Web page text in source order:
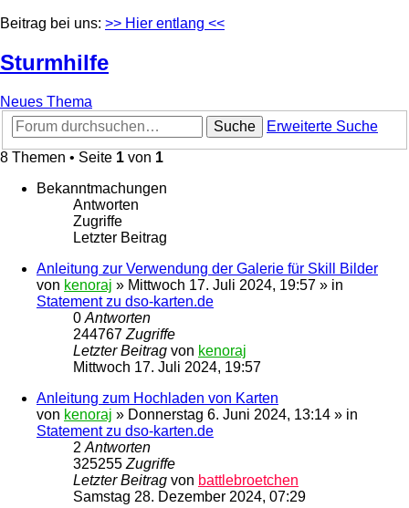
Beitrag bei uns: >> Hier entlang <<
Sturmhilfe
Neues Thema
Suche
Erweiterte Suche
8 Themen • Seite 1 von 1
Bekanntmachungen
Antworten
Zugriffe
Letzter Beitrag
Anleitung zur Verwendung der Galerie für Skill Bilder
von kenoraj » Mittwoch 17. Juli 2024, 19:57 » in
Statement zu dso-karten.de
0Antworten
244767Zugriffe
Letzter Beitrag von kenoraj
Mittwoch 17. Juli 2024, 19:57
Anleitung zum Hochladen von Karten
von kenoraj » Donnerstag 6. Juni 2024, 13:14 » in
Statement zu dso-karten.de
2Antworten
325255Zugriffe
Letzter Beitrag von battlebroetchen
Samstag 28. Dezember 2024, 07:29